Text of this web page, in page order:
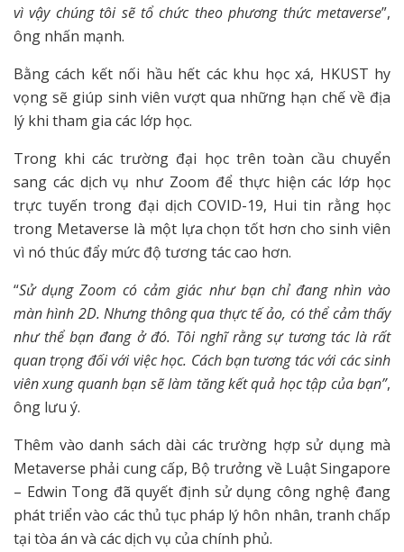
vì vậy chúng tôi sẽ tổ chức theo phương thức metaverse”,
ông nhấn mạnh.
Bằng cách kết nối hầu hết các khu học xá, HKUST hy
vọng sẽ giúp sinh viên vượt qua những hạn chế về địa
lý khi tham gia các lớp học.
Trong khi các trường đại học trên toàn cầu chuyển
sang các dịch vụ như Zoom để thực hiện các lớp học
trực tuyến trong đại dịch COVID-19, Hui tin rằng học
trong Metaverse là một lựa chọn tốt hơn cho sinh viên
vì nó thúc đẩy mức độ tương tác cao hơn.
“Sử dụng Zoom có cảm giác như bạn chỉ đang nhìn vào
màn hình 2D. Nhưng thông qua thực tế ảo, có thể cảm thấy
như thể bạn đang ở đó. Tôi nghĩ rằng sự tương tác là rất
quan trọng đối với việc học. Cách bạn tương tác với các sinh
viên xung quanh bạn sẽ làm tăng kết quả học tập của bạn”,
ông lưu ý.
Thêm vào danh sách dài các trường hợp sử dụng mà
Metaverse phải cung cấp, Bộ trưởng về Luật Singapore
– Edwin Tong đã quyết định sử dụng công nghệ đang
phát triển vào các thủ tục pháp lý hôn nhân, tranh chấp
tại tòa án và các dịch vụ của chính phủ.